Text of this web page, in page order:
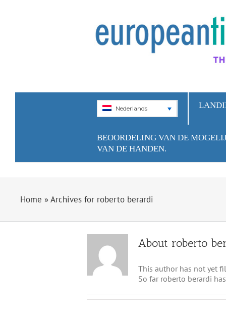
Nederlands
BEOORDELING VAN DE
VAN DE HANDEN.
Home »Archives for roberto berardi
About roberto
This author has not yet
So far roberto berardi